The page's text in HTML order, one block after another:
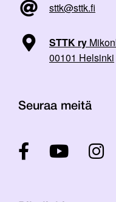
sttk@sttk.fi
STTK ry
00101 Helsinki
Seuraa meitä